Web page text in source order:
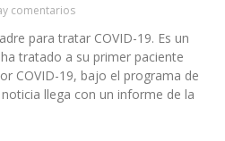
comentarios
para tratar COVID-19. Es un
tratado a su primer paciente
COVID-19, bajo el programa de
llega con un informe de la